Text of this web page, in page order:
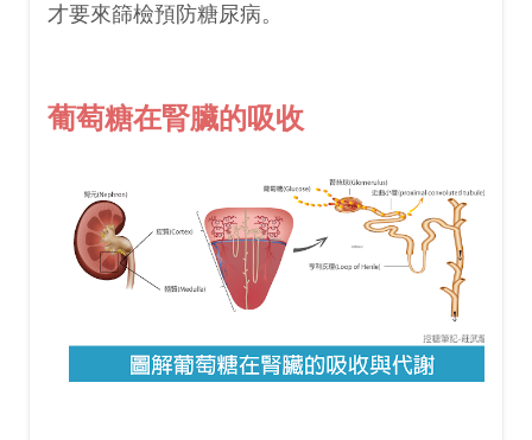
才要來篩檢預防糖尿病。
葡萄糖在腎臟的吸收